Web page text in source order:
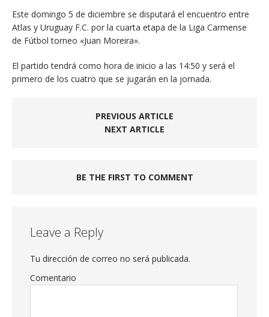
Este domingo 5 de diciembre se disputará el encuentro entre
Atlas y Uruguay F.C. por la cuarta etapa de la Liga Carmense
de Fútbol torneo «Juan Moreira».
El partido tendrá como hora de inicio a las 14:50 y será el
primero de los cuatro que se jugarán en la jornada.
PREVIOUS ARTICLE
NEXT ARTICLE
BE THE FIRST TO COMMENT
Leave a Reply
Tu dirección de correo no será publicada.
Comentario